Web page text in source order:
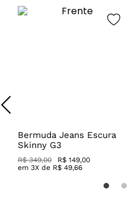
Bermuda Jeans Escura
Skinny G3
R$ 349,00
R$ 149,00
em 3X de R$ 49,66